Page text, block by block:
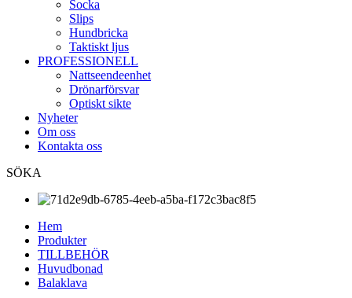
Socka
Slips
Hundbricka
Taktiskt ljus
PROFESSIONELL
Nattseendeenhet
Drönarförsvar
Optiskt sikte
Nyheter
Om oss
Kontakta oss
SÖKA
Hem
Produkter
TILLBEHÖR
Huvudbonad
Balaklava